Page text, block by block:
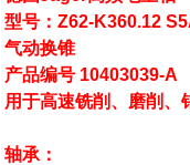
型号： Z62-K360.12
气动换锥
产品编号 10403039-A
用于高速铣削、磨削、
轴承：